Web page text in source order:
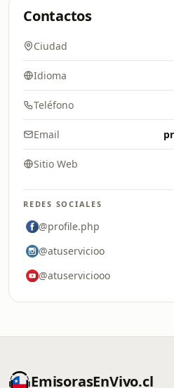
Contactos
Ciudad
Idioma
Teléfono
Email
Sitio Web
REDES SOCIALES
@profile.php
@atuservicioo
@atuserviciooo
EmisorasEnVivo.cl